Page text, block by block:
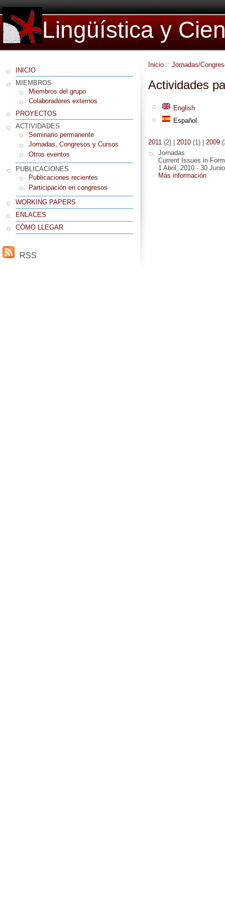
Lingüística y
INICIO
MIEMBROS
Miembros del grupo
Colaboradores externos
PROYECTOS
ACTIVIDADES
Seminario permanente
Jornadas, Congresos y Cursos
Otros eventos
PUBLICACIONES
Publicaciones recientes
Participación en congresos
WORKING PAPERS
ENLACES
CÓMO LLEGAR
RSS
Inicio :: Jornadas/
Actividades
English
Español
2011 (2) | 2010 (1) | 2009
Jornadas
Current Issues in
1 Abril, 2010- 30
Más información